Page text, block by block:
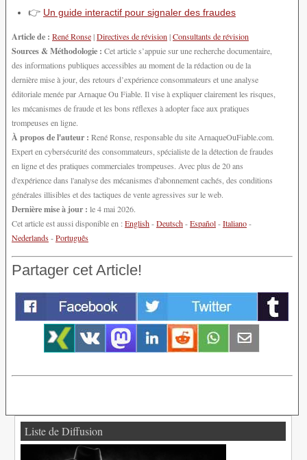
👉 Un guide interactif pour signaler des fraudes
Article de : René Ronse|Directives de révision|Consultants de révision
Sources & Méthodologie : Cet article s’appuie sur une recherche documentaire,
des informations publiques accessibles au moment de la rédaction ou de la
dernière mise à jour, des retours d’expérience consommateurs et une analyse
éditoriale menée par Arnaque Ou Fiable. Il vise à expliquer clairement les risques,
les mécanismes de fraude et les bons réflexes à adopter face aux pratiques
trompeuses en ligne.
À propos de l'auteur : René Ronse, responsable du site ArnaqueOuFiable.com.
Expert en cybersécurité des consommateurs, spécialiste de la détection de fraudes
en ligne et des pratiques commerciales trompeuses. Avec plus de 20 ans
d'expérience dans l'analyse des mécanismes d'abonnement cachés, des conditions
générales illisibles et des tactiques de vente agressives sur le web.
Dernière mise à jour : le 4 mai 2026.
Cet article est aussi disponible en :English-Deutsch-Español-Italiano-
Nederlands-Português
Partager cet Article!
Liste de Diffusion